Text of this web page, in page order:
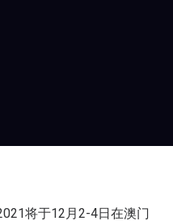
将于12月2-4日在澳门